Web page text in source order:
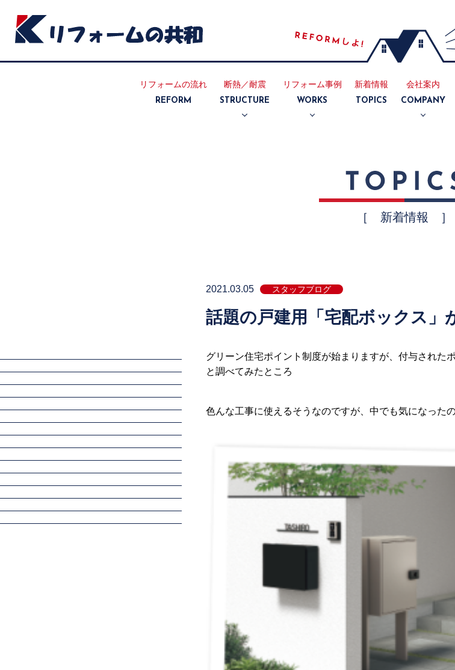
リフォームの流れ
REFORM
断熱／耐震
STRUCTURE
リフォーム事例
WORKS
新着情報
TOPICS
会社案内
COMPANY
［ 新着情報 ］
2021.03.05 スタッフブログ
話題の戸建用「宅配ボックス」
グリーン住宅ポイント制度が始まりますが、付与された
と調べてみたところ
色んな工事に使えるそうなのですが、中でも気になった